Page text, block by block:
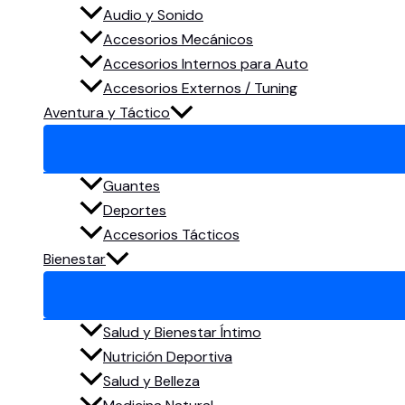
Audio y Sonido
Accesorios Mecánicos
Accesorios Internos para Auto
Accesorios Externos / Tuning
Aventura y Táctico
Guantes
Deportes
Accesorios Tácticos
Bienestar
Salud y Bienestar Íntimo
Nutrición Deportiva
Salud y Belleza